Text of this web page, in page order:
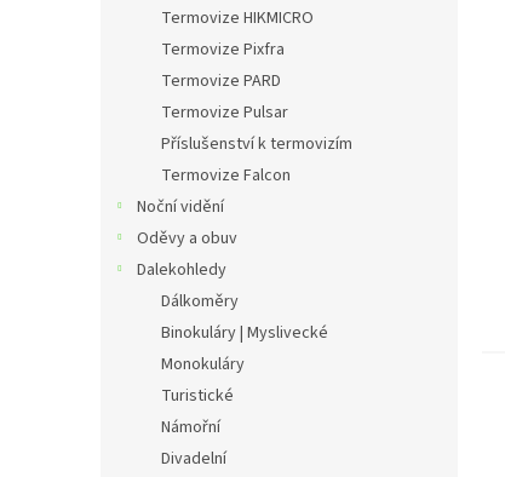
Termovize HIKMICRO
Termovize Pixfra
Termovize PARD
Termovize Pulsar
Příslušenství k termovizím
Termovize Falcon
Noční vidění
Oděvy a obuv
Dalekohledy
Dálkoměry
Binokuláry | Myslivecké
Monokuláry
Turistické
Námořní
Divadelní